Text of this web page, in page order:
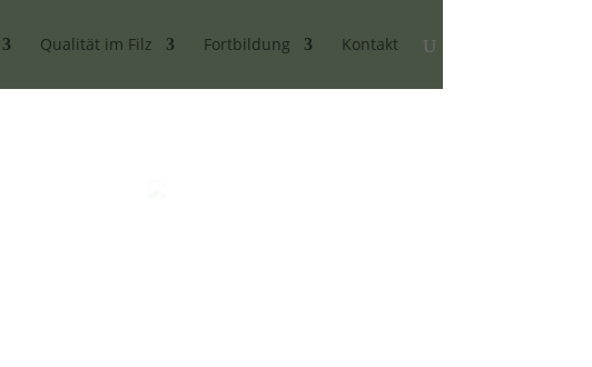
Qualität im Filz Fortbildung Kontakt